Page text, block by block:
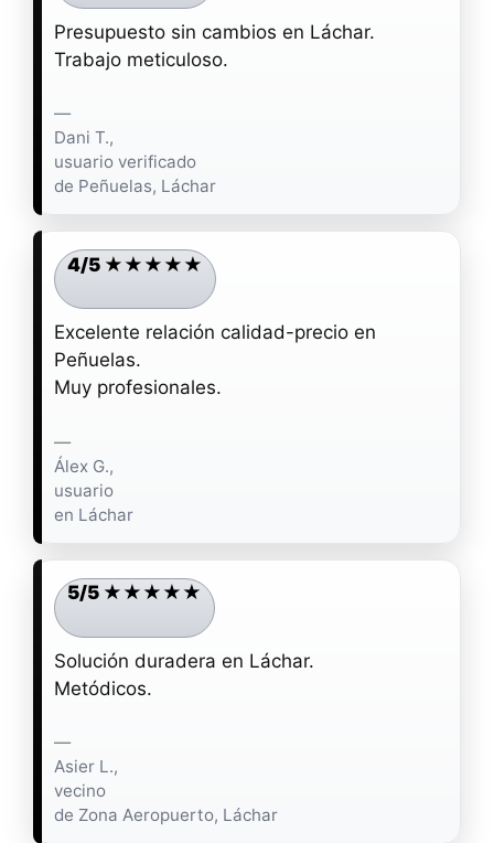
Presupuesto sin cambios en Láchar.
Trabajo meticuloso.
—
Dani T.,
usuario verificado
de Peñuelas, Láchar
4/5 ★★★★★
Excelente relación calidad-precio en
Peñuelas.
Muy profesionales.
—
Álex G.,
usuario
en Láchar
5/5 ★★★★★
Solución duradera en Láchar.
Metódicos.
—
Asier L.,
vecino
de Zona Aeropuerto, Láchar